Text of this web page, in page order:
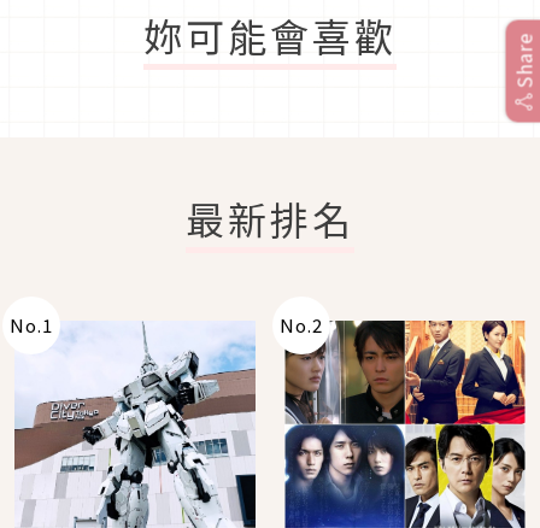
妳可能會喜歡
最新排名
No.1 No.2
Share